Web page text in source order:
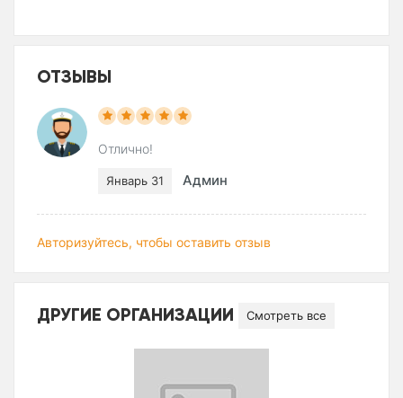
ОТЗЫВЫ
Отлично!
Январь 31 Админ
Авторизуйтесь, чтобы оставить отзыв
ДРУГИЕ ОРГАНИЗАЦИИ Смотреть все